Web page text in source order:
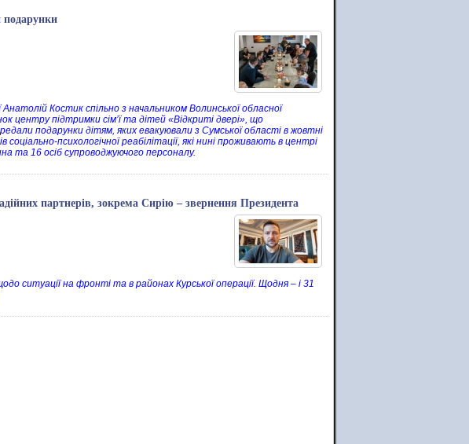
подарунки
Анатолій Костик спільно з начальником Волинської обласної
центру підтримки сім’ї та дітей «Відкриті двері», що
подарунки дітям, яких евакуювали з Сумської області в жовтні
психологічної реабілітації, які нині проживають в центрі
та 16 осіб супроводжуючого персоналу.
партнерів, зокрема Сирію – звернення Президента
ситуації на фронті та в районах Курської операції. Щодня – і 31